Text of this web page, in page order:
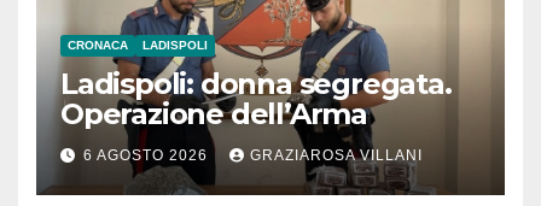
CRONACA LADISPOLI
Ladispoli: donna segregata.
Operazione dell’Arma
6 AGOSTO 2026 GRAZIAROSA VILLANI